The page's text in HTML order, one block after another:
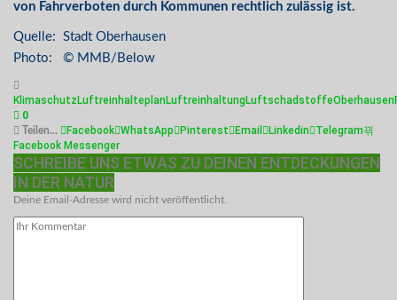
von Fahrverboten durch Kommunen rechtlich zulässig ist.
Quelle: Stadt Oberhausen
Photo: © MMB/Below
Klimaschutz LuftreinhalteplanLuftreinhaltungLuftschadstoffeOberhausen
0
Teilen... Facebook WhatsApp Pinterest Email Linkedin Telegram
Facebook Messenger
SCHREIBE UNS ETWAS ZU DEINEN ENTDECKUNGEN
IN DER NATUR
Deine Email-Adresse wird nicht veröffentlicht.